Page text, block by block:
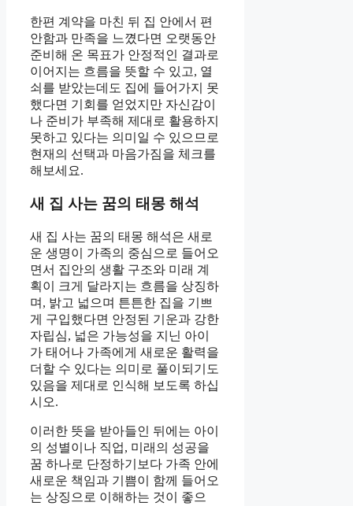
한편 계약을 마친 뒤 집 안에서 편
안함과 만족을 느꼈다면 오랫동안
준비해 온 목표가 안정적인 결과로
이어지는 흐름을 뜻할 수 있고, 열
쇠를 받았는데도 집에 들어가지 못
했다면 기회를 얻었지만 자신감이
나 준비가 부족해 제대로 활용하지
못하고 있다는 의미일 수 있으므로
현재의 선택과 마음가짐을 체크를
해보세요.
새 집 사는 꿈의 태몽 해석
새 집 사는 꿈의 태몽 해석은 새로
운 생명이 가족의 중심으로 들어오
면서 집안의 생활 구조와 미래 계
획이 크게 달라지는 흐름을 상징하
며, 밝고 넓으며 튼튼한 집을 기쁘
게 구입했다면 안정된 기운과 강한
자립심, 넓은 가능성을 지닌 아이
가 태어나 가족에게 새로운 활력을
더할 수 있다는 의미로 풀이되기도
있음을 제대로 인식해 보도록 하십
시오.
이러한 뜻을 받아들인 뒤에는 아이
의 성별이나 직업, 미래의 성공을
꿈 하나로 단정하기보다 가족 안에
새로운 책임과 기쁨이 함께 들어오
는 상징으로 이해하는 것이 좋으